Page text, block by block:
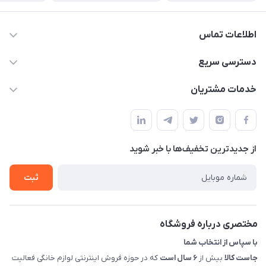
اطلاعات تماس
09398557137
سمت چپ (فروشگاه صوتی عباسی) - "تحویل حضوری فقط با
هماهنگی"
دسترسی سریع
لیست محصولات
حساب کاربری
تماس با ما
خدمات مشتریان
راهنما
پرسش های شما
شرایط و ضوابط گارانتی
روش های بازگرداندن کالا
از جدید‌ترین تخفیف‌ها با‌ خبر شوید
ثبت
مختصری درباره فروشگاه
با سپاس از انتخاب شما
جاست کالا بیش از ۶ سال است که در حوزه فروش اینترنتی لوازم خانگی فعالیت